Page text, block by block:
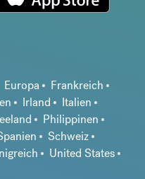
Europa
Frankreich
Irland
Italien
Philippinen
Schweiz
United States